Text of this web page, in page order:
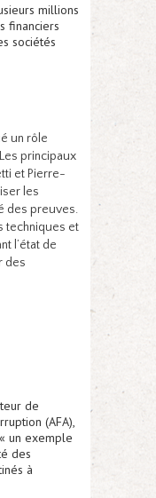
millions
financiers
sociétés
un rôle
principaux
et Pierre-
les
des preuves.
techniques et
l’état de
des
de
(AFA),
un exemple
des
à